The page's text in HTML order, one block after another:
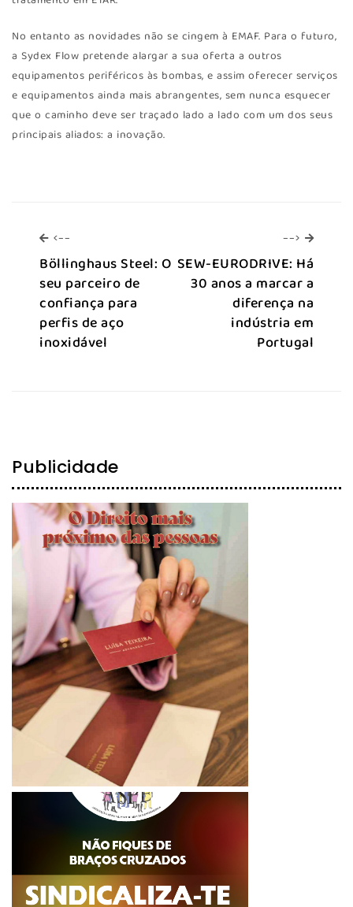
No entanto as novidades não se cingem à EMAF. Para o futuro,
a Sydex Flow pretende alargar a sua oferta a outros
equipamentos periféricos às bombas, e assim oferecer serviços
e equipamentos ainda mais abrangentes, sem nunca esquecer
que o caminho deve ser traçado lado a lado com um dos seus
principais aliados: a inovação.
<--
Böllinghaus Steel: O
seu parceiro de
confiança para
perfis de aço
inoxidável
--> -->
SEW-EURODRIVE: Há
30 anos a marcar a
diferença na
indústria em
Portugal
Publicidade